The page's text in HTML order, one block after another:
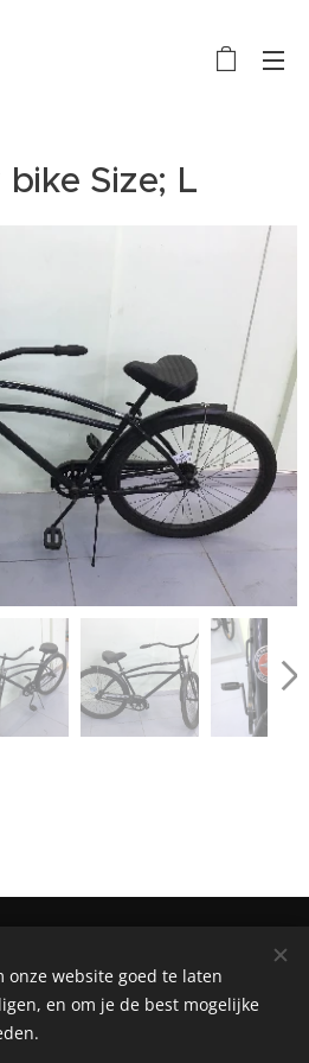
Size; L
Webnode Cookies
onze website goed te laten
en om je de best mogelijke